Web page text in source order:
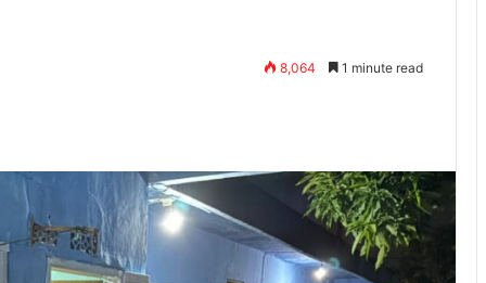
8,064 1 minute read